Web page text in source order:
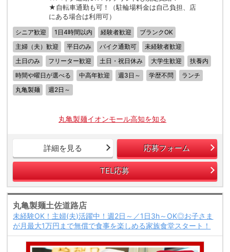
★自転車通勤も可！（駐輪場料金は自己負担、店
にある場合は利用可）
シニア歓迎 1日4時間以内 経験者歓迎
ブランクOK
主婦（夫）歓迎
平日のみ バイク通勤可
未経験者歓迎
土日のみ
フリーター歓迎 土日・祝日休み 大学生歓迎
扶養内
時間や曜日が選べる
中高年歓迎 週3日～ 学歴不問
ランチ
丸亀製麺
週2日～
丸亀製麺イオンモール高知を知る
詳細を見る 応募フォーム
TEL応募
丸亀製麺土佐道路店
未経験OK！主婦(夫)活躍中！週2日～／1日3h～OK◎お子さま
が月最大1万円まで無償で食事を楽しめる家族食堂スタート！